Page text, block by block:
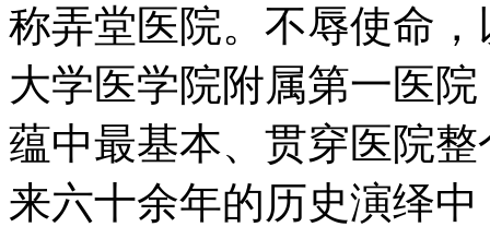
称弄堂医院。不辱使命
大学医学院附属第一医
蕴中最基本、贯穿医院
来六十余年的历史演绎